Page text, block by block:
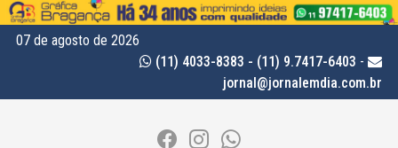
07 de agosto de 2026
(11) 4033-8383 - (11) 9.7417-6403 -
jornal@jornalemdia.com.br